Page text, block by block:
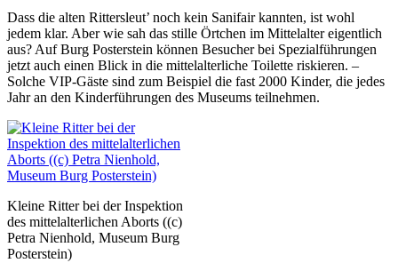
Dass die alten Rittersleut’ noch kein Sanifair kannten, ist wohl
jedem klar. Aber wie sah das stille Örtchen im Mittelalter eigentlich
aus? Auf Burg Posterstein können Besucher bei Spezialführungen
jetzt auch einen Blick in die mittelalterliche Toilette riskieren. –
Solche VIP-Gäste sind zum Beispiel die fast 2000 Kinder, die jedes
Jahr an den Kinderführungen des Museums teilnehmen.
Kleine Ritter bei der Inspektion
des mittelalterlichen Aborts ((c)
Petra Nienhold, Museum Burg
Posterstein)